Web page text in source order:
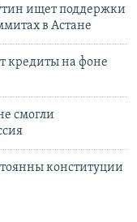
ищет поддержки
в Астане
кредиты на фоне
смогли
конституции